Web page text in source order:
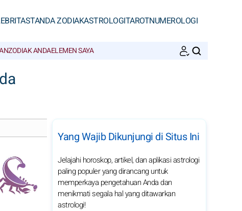
TANDA ZODIAKASTROLOGITAROTNUMEROLOGI
ZODIAK ANDAELEMEN SAYA
Yang Wajib Dikunjungi di Situs Ini
Jelajahi horoskop, artikel, dan aplikasi astrologi
paling populer yang dirancang untuk
memperkaya pengetahuan Anda dan
menikmati segala hal yang ditawarkan
astrologi!